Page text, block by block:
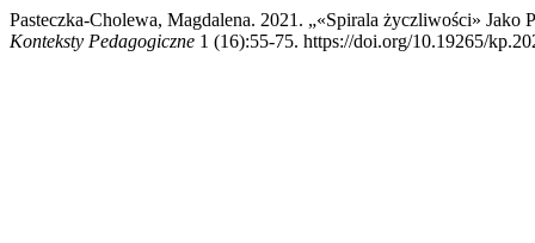
Pasteczka-Cholewa, Magdalena. 2021. „«Spirala życzliwości» Jako
Konteksty Pedagogiczne 1 (16):55-75. https://doi.org/10.19265/